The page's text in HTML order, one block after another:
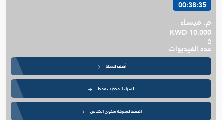
00:38:35
م. ميساء
KWD 10.000
2
عدد الفيديوات
أضف للسلة
لشراء المذكرات فقط
اضغط لمعرفة محتوى الكلاس